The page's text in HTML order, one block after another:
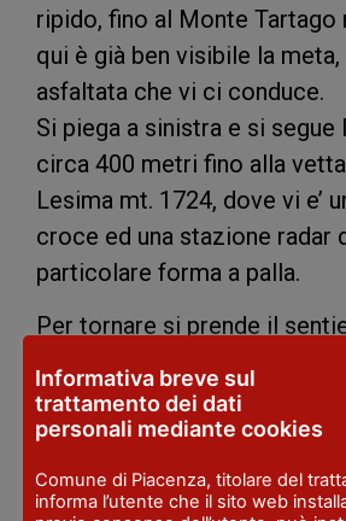
ripido, fino al Monte Tartago
qui è già ben visibile la
asfaltata che vi ci conduce.
Si piega a sinistra e si segue
circa 400 metri fino alla
Lesima mt. 1724, dove vi e’
croce ed una stazione radar
particolare forma a palla.
Per tornare si prende il
ripida discesa al margine del
conduce ad una selletta
decisamente a destra per
quindi piega a sinistra
attraversare una bella
Informativa breve sul
trattamento dei dati
personali mediante cookies
Comune di Piacenza, titolare del
informa l’utente che il sito web